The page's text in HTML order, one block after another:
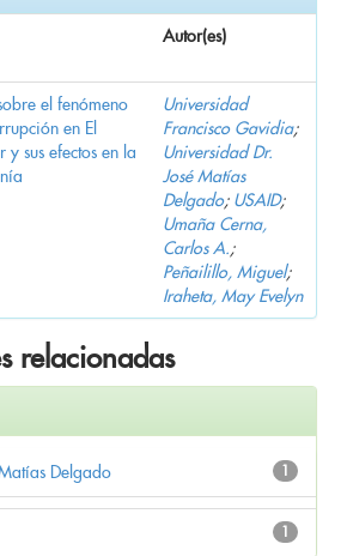
Autor(es)
el fenómeno
en El
y sus efectos en la
Universidad
Francisco Gavidia;
Universidad Dr.
José Matías
Delgado; USAID;
Umaña Cerna,
Carlos A.;
Peñailillo, Miguel;
Iraheta, May Evelyn
relacionadas
1
Delgado
1